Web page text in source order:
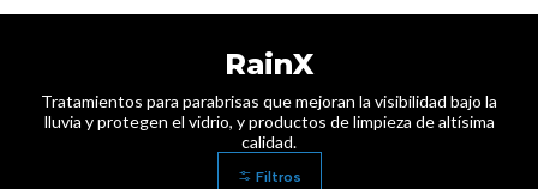
RainX
Tratamientos para parabrisas que mejoran la visibilidad bajo la
lluvia y protegen el vidrio, y productos de limpieza de altísima
calidad.
Filtros